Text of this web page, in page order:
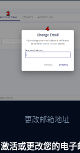
更改邮箱地址
激活或更改您的电子